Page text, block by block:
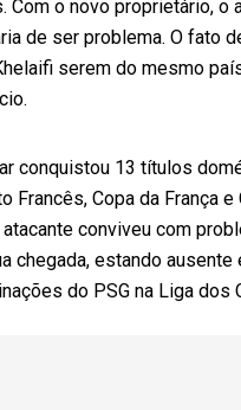
Com o novo proprietário, o
de ser problema. O fato
serem do mesmo
conquistou 13 títulos
Francês, Copa da França e
atacante conviveu com
chegada, estando ausente
do PSG na Liga dos